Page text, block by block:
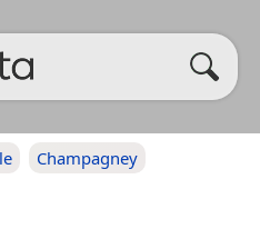
Champagney